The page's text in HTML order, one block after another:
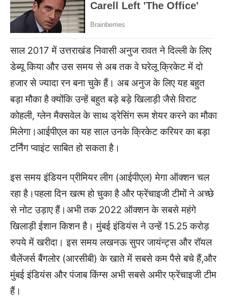
साल 2017 में उत्तराखंड निवासी अनुज रावत ने दिल्ली के लिए
डेब्यू किया और उस समय से अब तक वे घरेलू क्रिकेट में दो
हजार से ज्यादा रन बना चुके हैं। अब अनुज के लिए यह बहुत
बड़ा मौका है क्योंकि उन्हें बहुत बड़े बड़े खिलाड़ी जैसे विराट
कोहली, ग्लेन मैक्सवेल के साथ ड्रेसिंग रूम शेयर करने का मौका
मिलेगा।आईपीएल का यह साल उनके क्रिकेट करियर का बड़ा
टर्निंग प्वाइंट साबित हो सकता है।
इस समय इंडियन प्रीमियर लीग (आईपीएल) मेगा ऑक्शन चल
रहा है।पहला दिन खत्म हो चुका है और फ्रेंचाइजी टीमों ने अच्छे
से नोट उड़ाए हैं।अभी तक 2022 ऑक्शन के सबसे महंगे
खिलाड़ी ईशान किशन है। मुंबई इंडियंस ने उन्हें 15.25 करोड़
रुपये में खरीदा। इस समय लखनऊ सुपर जायंन्ट्स और रॉयल
चैलेंजर्स बैंगलोर (आरसीबी) के खाते में सबसे कम पैसे बचे हैं,और
मुंबई इंडियंस और पंजाब किंग्स अभी सबसे अमीर फ्रेंचाइजी टीम
हैं।